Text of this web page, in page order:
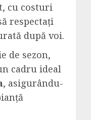
cu costuri
respectați
după voi.
de sezon,
cadru ideal
, asigurându-